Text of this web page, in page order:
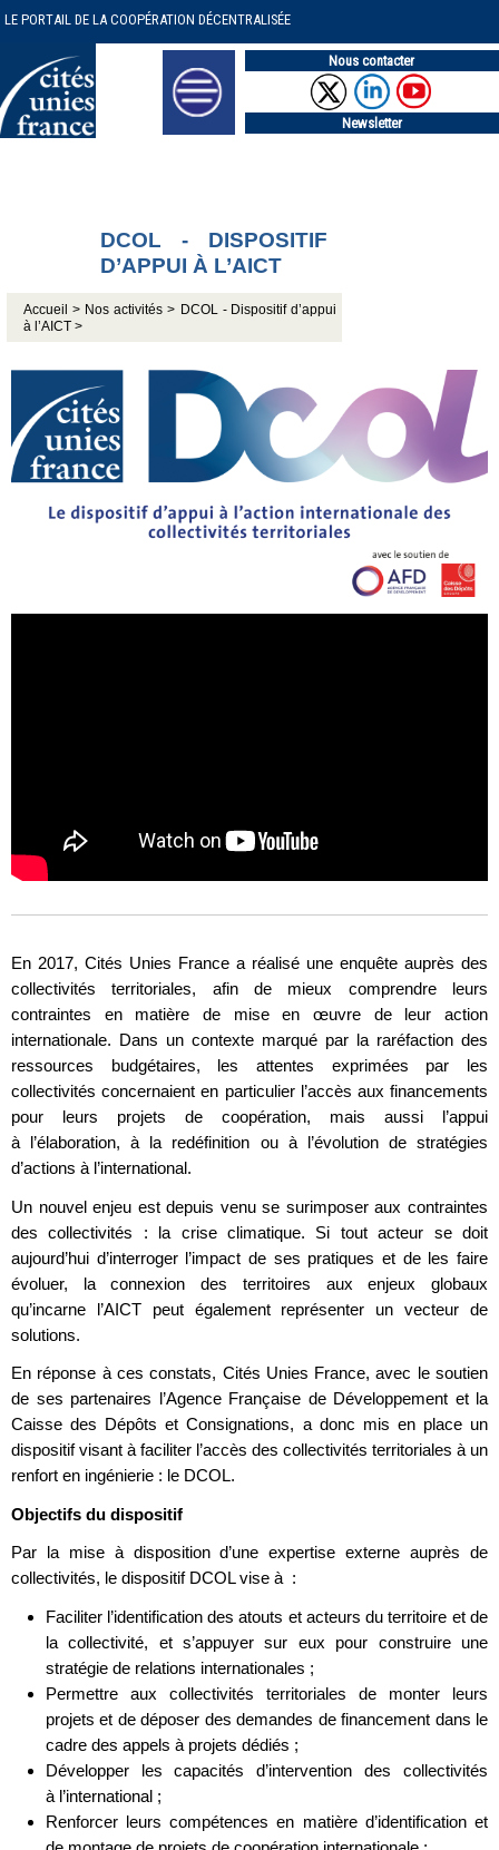
LE PORTAIL DE LA COOPÉRATION DÉCENTRALISÉE
Nous contacter
Newsletter
DCOL - DISPOSITIF
D’APPUI À L’AICT
Accueil > Nos activités >
DCOL - Dispositif d’appui
à l’AICT >
En 2017, Cités Unies France a réalisé une enquête auprès des
collectivités territoriales, afin de mieux comprendre leurs
contraintes en matière de mise en œuvre de leur action
internationale. Dans un contexte marqué par la raréfaction des
ressources budgétaires, les attentes exprimées par les
collectivités concernaient en particulier l’accès aux financements
pour leurs projets de coopération, mais aussi l’appui
à l’élaboration, à la redéfinition ou à l’évolution de stratégies
d’actions à l’international.
Un nouvel enjeu est depuis venu se surimposer aux contraintes
des collectivités : la crise climatique. Si tout acteur se doit
aujourd’hui d’interroger l’impact de ses pratiques et de les faire
évoluer, la connexion des territoires aux enjeux globaux
qu’incarne l’AICT peut également représenter un vecteur de
solutions.
En réponse à ces constats, Cités Unies France, avec le soutien
de ses partenaires l’Agence Française de Développement et la
Caisse des Dépôts et Consignations, a donc mis en place un
dispositif visant à faciliter l’accès des collectivités territoriales à un
renfort en ingénierie : le DCOL.
Objectifs du dispositif
Par la mise à disposition d’une expertise externe auprès de
collectivités, le dispositif DCOL vise à :
Faciliter l’identification des atouts et acteurs du territoire et de
la collectivité, et s’appuyer sur eux pour construire une
stratégie de relations internationales ;
Permettre aux collectivités territoriales de monter leurs
projets et de déposer des demandes de financement dans le
cadre des appels à projets dédiés ;
Développer les capacités d’intervention des collectivités
à l’international ;
Renforcer leurs compétences en matière d’identification et